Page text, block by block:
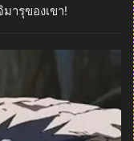
ารุของเขา!